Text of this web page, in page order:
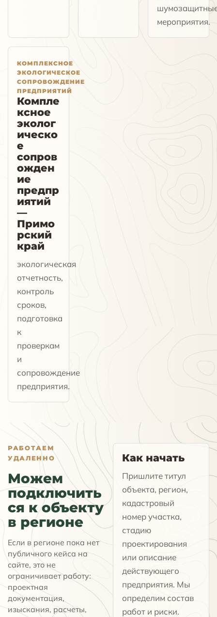
мероприятия.
КОМПЛЕКСНОЕ
ЭКОЛОГИЧЕСКОЕ
СОПРОВОЖДЕНИЕ
ПРЕДПРИЯТИЙ
Компле
ксное
эколог
ическо
е
сопров
ожден
ие
предпр
иятий
—
Примо
рский
край
экологическая
отчетность,
контроль
сроков,
подготовка
к
проверкам
и
сопровождение
предприятия.
РАБОТАЕМ
УДАЛЕННО
Можем
подключить
ся к объекту
в регионе
Если в регионе пока нет
публичного кейса на
сайте, это не
ограничивает работу:
проектная
документация,
изыскания, расчеты,
Как начать
Пришлите титул
объекта, регион,
кадастровый
номер участка,
стадию
проектирования
или описание
действующего
предприятия. Мы
определим состав
работ и риски.